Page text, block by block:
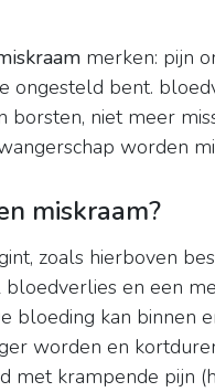
merken: pijn
ongesteld bent.
borsten, niet meer
worden
miskraam?
zoals hierboven
bloedverlies en een
bloeding kan binnen
worden en
met krampende pijn